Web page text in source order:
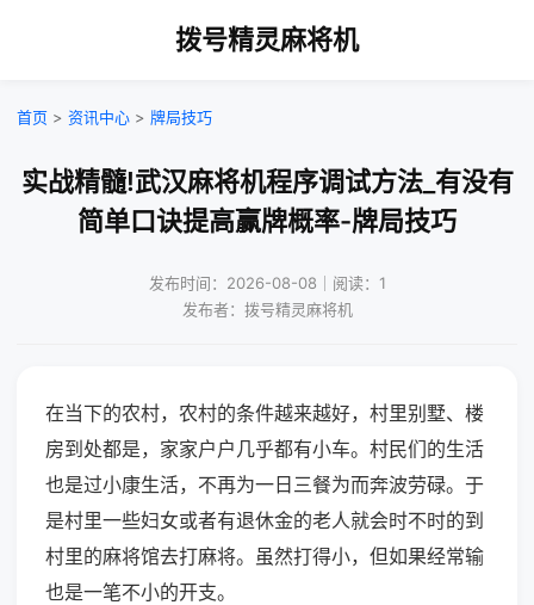
拨号精灵麻将机
首页 > 资讯中心 > 牌局技巧
实战精髓!武汉麻将机程序调试方法_有没有
简单口诀提高赢牌概率-牌局技巧
发布时间：2026-08-08｜阅读：1
发布者：拨号精灵麻将机
在当下的农村，农村的条件越来越好，村里别墅、楼
房到处都是，家家户户几乎都有小车。村民们的生活
也是过小康生活，不再为一日三餐为而奔波劳碌。于
是村里一些妇女或者有退休金的老人就会时不时的到
村里的麻将馆去打麻将。虽然打得小，但如果经常输
也是一笔不小的开支。